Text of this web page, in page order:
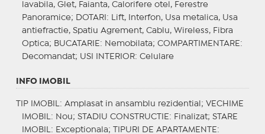
lavabila, Glet, Faianta, Calorifere otel, Ferestre
Panoramice;
DOTARI : Lift, Interfon, Usa metalica, Usa
antiefractie, Spatiu Agrement, Cablu, Wireless, Fibra
Optica; BUCATARIE : Nemobilata; COMPARTIMENTARE :
Decomandat; USI INTERIOR: Celulare
INFO IMOBIL
TIP IMOBIL : Amplasat in ansamblu rezidential; VECHIME
IMOBIL : Nou; STADIU CONSTRUCTIE : Finalizat; STARE
IMOBIL : Exceptionala; TIPURI DE APARTAMENTE :